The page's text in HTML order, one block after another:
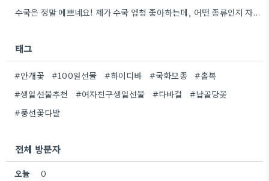
수국은 정말 예쁘네요! 제가 수국 엄청 좋아하는데, 어떤 종류인지 자세히 보니 더 감동이에요.
태그
#안개꽃 #100일선물 #하이디바 #국화모종
#홀복
#생일선물추천
#여자친구생일선물 #다바걸
#납골당꽃
#풍선꽃다발
전체 방문자
오늘 0